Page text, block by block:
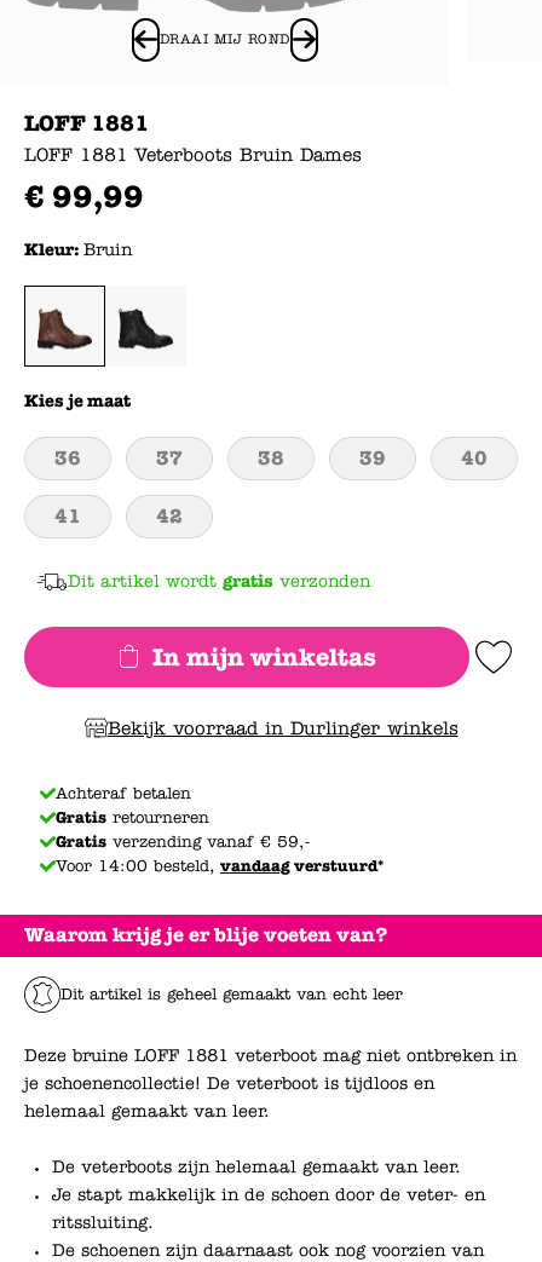
DRAAI MIJ ROND
Waarom krijg je er blije voeten van?
Dit artikel is geheel gemaakt van echt leer
Deze bruine LOFF 1881 veterboot mag niet ontbreken in
je schoenencollectie! De veterboot is tijdloos en
helemaal gemaakt van leer.
De veterboots zijn helemaal gemaakt van leer.
Je stapt makkelijk in de schoen door de veter- en
ritssluiting.
De schoenen zijn daarnaast ook nog voorzien van
LOFF 1881
LOFF 1881 Veterboots Bruin Dames
€ 99,99
Kleur: Bruin
Kies je maat
36 37 38 39 40
41 42
Dit artikel wordt gratis verzonden
In mijn winkeltas Add to
Bekijk voorraad in Durlinger winkels
Achteraf betalen
Gratis retourneren
Gratis verzending vanaf € 59,-
Voor 14:00 besteld, vandaagverstuurd*